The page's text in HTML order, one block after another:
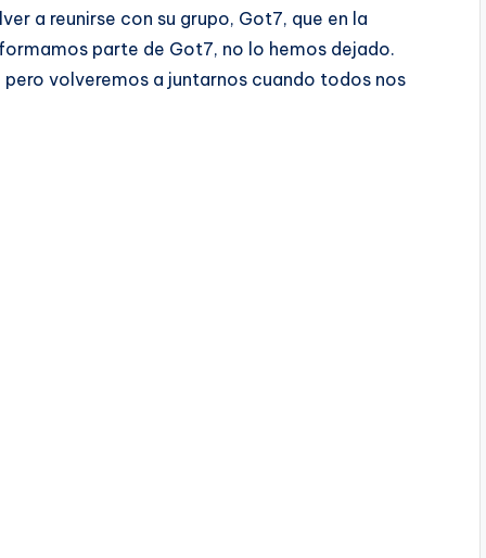
a reunirse con su grupo, Got7, que en la
parte de Got7, no lo hemos dejado.
volveremos a juntarnos cuando todos nos